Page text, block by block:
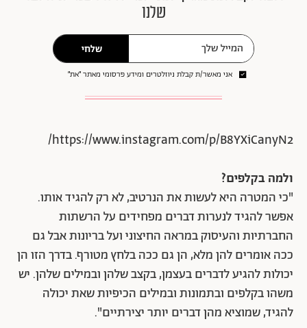
שלנו
שלחי
אני מאשר/ת קבלת ניוזלטרים ומידע פרסומי מאתר ״את״
https://www.instagram.com/p/B8YXiCanyN2/
ולמה בקלפים?
"כי המטרה היא לעשות את הנרטיב, לא רק להגיד אותו.
אפשר להגיד לנערות דברים מפחידים על הרשתות
החברתיות והעיסוק במראה החיצוני ועל בריונות אבל גם
ככה אומרים להן מלא, הן גם ככה בלחץ מטורף. בדרך הזו הן
יכולות להגיע לדברים בעצמן, בקצב שלהן ובמילים שלהן. יש
משהו בקלפים ובתמונות ובמילים הכיפיות שאת יכולה
להגיד, שמוציא מהן דברים יותר יצירתיים".